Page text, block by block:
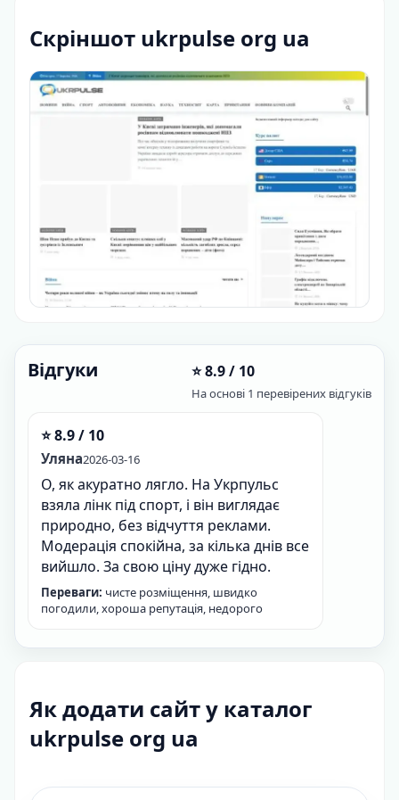
Скріншот ukrpulse org ua
Відгуки ⭐ 8.9 / 10
На основі 1 перевірених відгуків
⭐ 8.9 / 10
Уляна2026-03-16
О, як акуратно лягло. На Укрпульс
взяла лінк під спорт, і він виглядає
природно, без відчуття реклами.
Модерація спокійна, за кілька днів все
вийшло. За свою ціну дуже гідно.
Переваги: чисте розміщення, швидко
погодили, хороша репутація, недорого
Як додати сайт у каталог
ukrpulse org ua